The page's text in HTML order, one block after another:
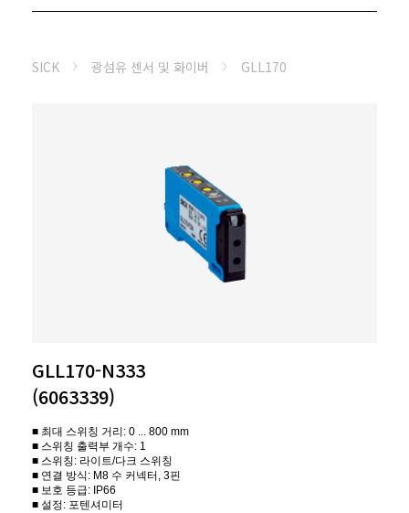
SICK 광섬유 센서 및 화이버 GLL170
GLL170-N333
(6063339)
■ 최대 스위칭 거리: 0 ... 800 mm
■ 스위칭 출력부 개수: 1
■ 스위칭: 라이트/다크 스위칭
■ 연결 방식: M8 수 커넥터, 3핀
■ 보호 등급: IP66
■ 설정: 포텐셔미터